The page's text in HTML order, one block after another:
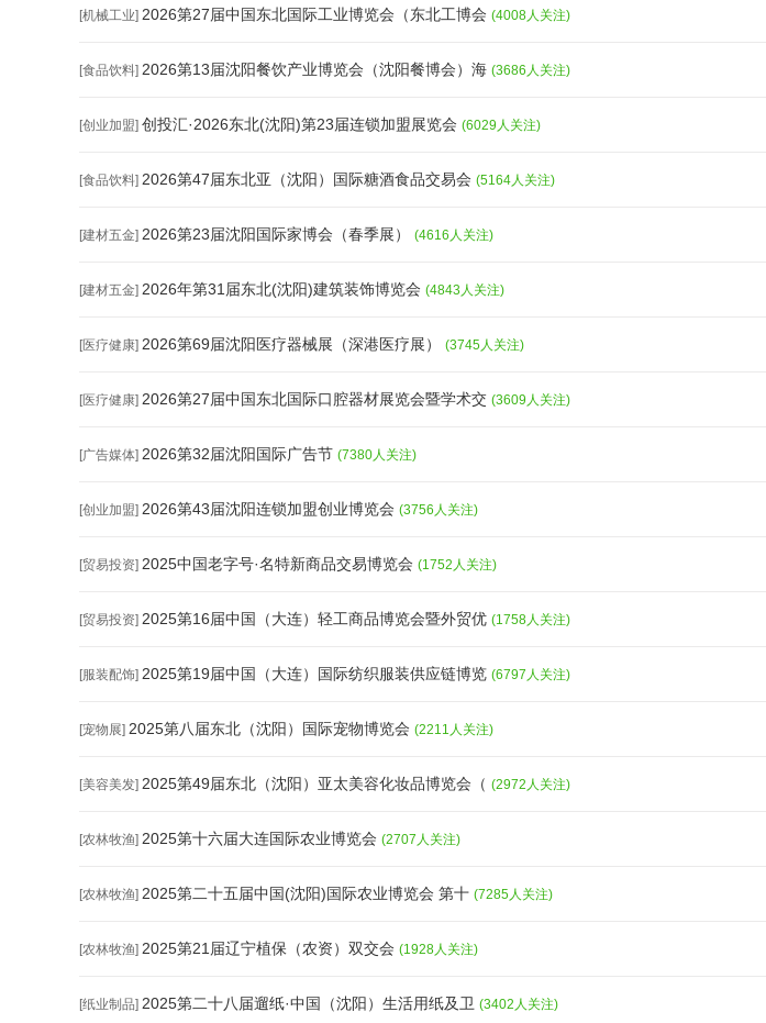
[机械工业] 2026第27届中国东北国际工业博览会（东北工博会 (4008人关注)
[食品饮料] 2026第13届沈阳餐饮产业博览会（沈阳餐博会）海 (3686人关注)
[创业加盟] 创投汇·2026东北(沈阳)第23届连锁加盟展览会 (6029人关注)
[食品饮料] 2026第47届东北亚（沈阳）国际糖酒食品交易会 (5164人关注)
[建材五金] 2026第23届沈阳国际家博会（春季展） (4616人关注)
[建材五金] 2026年第31届东北(沈阳)建筑装饰博览会 (4843人关注)
[医疗健康] 2026第69届沈阳医疗器械展（深港医疗展） (3745人关注)
[医疗健康] 2026第27届中国东北国际口腔器材展览会暨学术交 (3609人关注)
[广告媒体] 2026第32届沈阳国际广告节 (7380人关注)
[创业加盟] 2026第43届沈阳连锁加盟创业博览会 (3756人关注)
[贸易投资] 2025中国老字号·名特新商品交易博览会 (1752人关注)
[贸易投资] 2025第16届中国（大连）轻工商品博览会暨外贸优 (1758人关注)
[服装配饰] 2025第19届中国（大连）国际纺织服装供应链博览 (6797人关注)
[宠物展] 2025第八届东北（沈阳）国际宠物博览会 (2211人关注)
[美容美发] 2025第49届东北（沈阳）亚太美容化妆品博览会（ (2972人关注)
[农林牧渔] 2025第十六届大连国际农业博览会 (2707人关注)
[农林牧渔] 2025第二十五届中国(沈阳)国际农业博览会 第十 (7285人关注)
[农林牧渔] 2025第21届辽宁植保（农资）双交会 (1928人关注)
[纸业制品] 2025第二十八届遛纸·中国（沈阳）生活用纸及卫 (3402人关注)